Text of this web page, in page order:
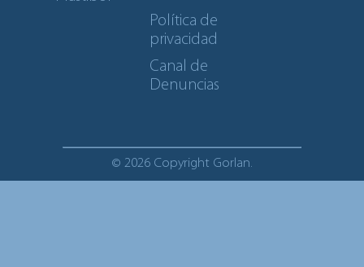
Política de
privacidad
Canal de
Denuncias
© 2026 Copyright Gorlan.